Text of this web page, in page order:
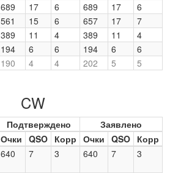
689 17 6 689 17
6
561 15 6 657 17
7
389 11 4 389 11
4
194 6 6 194 6
6
190 4 4 202 5 5
CW
Подтверждено
Заявлено
Очки QSO Корр Очки QSO Корр
640 7 3 640 7 3